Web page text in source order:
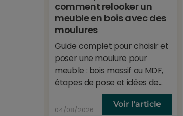
comment relooker un
meuble en bois avec des
moulures
Guide complet pour choisir et
poser une moulure pour
meuble : bois massif ou MDF,
étapes de pose et idées de...
04/08/2026
Voir l'article